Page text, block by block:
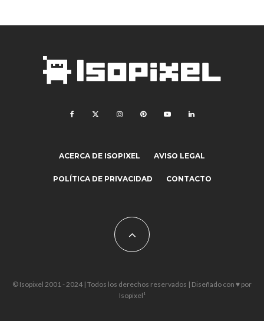
ACERCA DE ISOPIXEL AVISO LEGAL
POLÍTICA DE PRIVACIDAD CONTACTO
© Isopixel 2001 - 2024 | Todos los derechos reservados | Diseñado con ♥ por
Isopixel¹